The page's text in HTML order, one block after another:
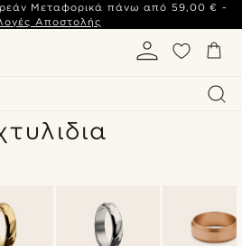
Μεταφορικά πάνω από 59,00 € -
Αποστολής